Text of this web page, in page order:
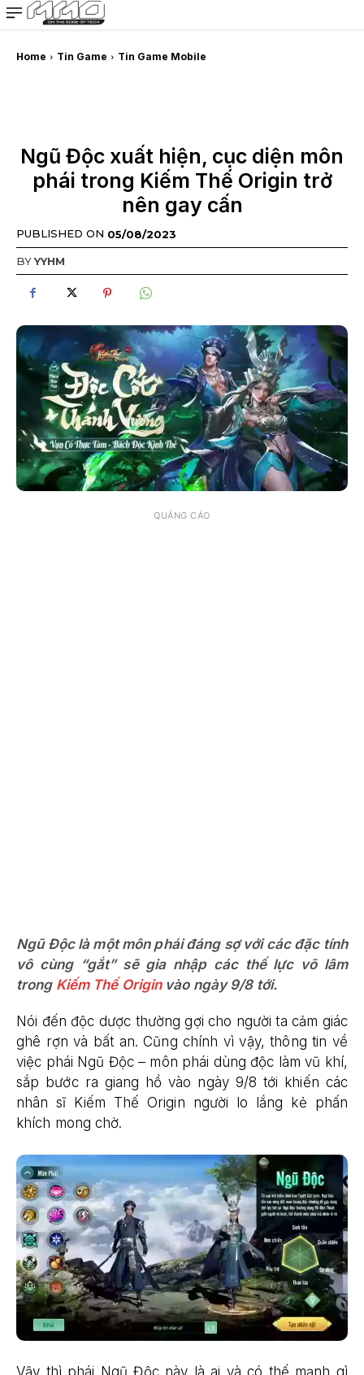
MMOSITE - Thông tin công nghệ
Bài viết nổi bật
Home Tin Game Tin Game Mobile
Ngũ Độc xuất hiện, cục diện môn
phái trong Kiếm Thế Origin trở
nên gay cấn
PUBLISHED ON 05/08/2023
BYYYHM
QUẢNG CÁO
Ngũ Độc là một môn phái đáng sợ với các đặc tính
vô cùng “gắt” sẽ gia nhập các thế lực võ lâm
trongKiếm Thế Originvào ngày 9/8 tới.
Nói đến độc dược thường gợi cho người ta cảm giác
ghê rợn và bất an. Cũng chính vì vậy, thông tin về
việc phái Ngũ Độc – môn phái dùng độc làm vũ khí,
sắp bước ra giang hồ vào ngày 9/8 tới khiến các
nhân sĩ Kiếm Thế Origin người lo lắng kẻ phấn
khích mong chờ.